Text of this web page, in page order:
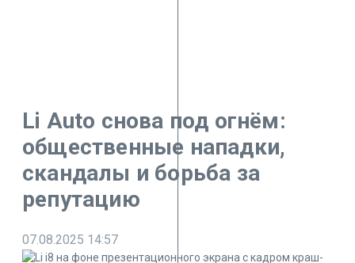
Li Auto снова под огнём:
общественные нападки,
скандалы и борьба за
репутацию
07.08.2025 14:57